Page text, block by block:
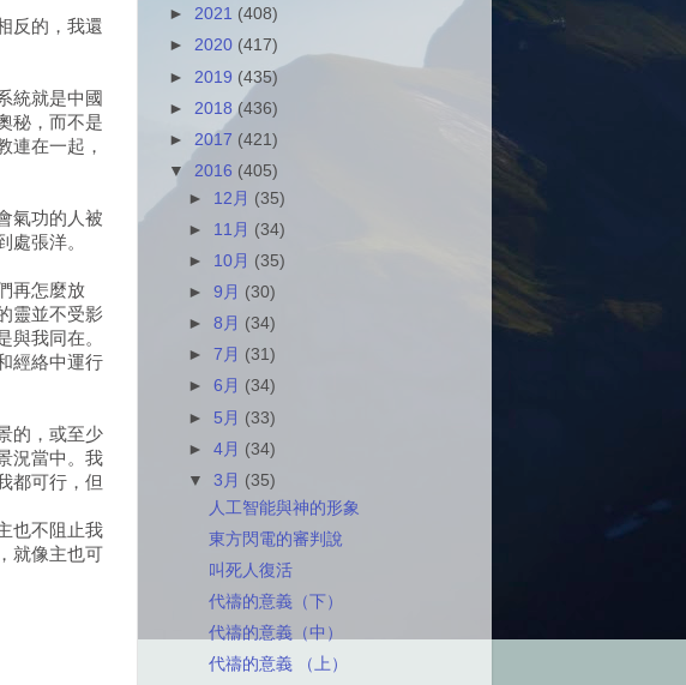
反的，我還
統就是中國
秘，而不是
連在一起，
氣功的人被
處張洋。
再怎麼放
靈並不受影
我同在。
經絡中運行
的，或至少
況當中。我
都可行，但
也不阻止我
就像主也可
► 2021 (408)
► 2020 (417)
► 2019 (435)
► 2018 (436)
► 2017 (421)
▼ 2016 (405)
► 12月 (35)
► 11月 (34)
► 10月 (35)
►9月 (30)
►8月 (34)
►7月 (31)
►6月 (34)
► 5月 (33)
►4月 (34)
▼3月 (35)
人工智能與神的形象
東方閃電的審判說
叫死人復活
代禱的意義（下）
代禱的意義（中）
代禱的意義 （上）